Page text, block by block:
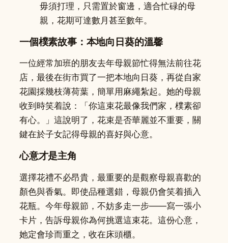
毋須打理，只需置於窗邊，適合忙碌的母
親，花期可達數月甚至數年。
一個樸素故事：本地向日葵的溫馨
一位經常加班的朋友去年母親節忙得無法前往花
店，最後在街市買了一把本地向日葵，再從自家
花園採幾枝薄荷葉，簡單用麻繩紮起。她的母親
收到時笑着說：「你這束花最像我們家，樸素卻
有心。」這說明了，花束是否華麗並不重要，關
鍵在於子女記得母親的喜好與心意。
心意才是主角
選擇花禮不必昂貴，最重要的是觀察母親喜歡的
顏色與香氣。即使品種選錯，母親仍會笑着插入
花瓶。今年母親節，不妨多走一步——寫一張小
卡片，告訴母親你為何挑選這束花。這份心意，
她定會珍而重之，收在床頭櫃。